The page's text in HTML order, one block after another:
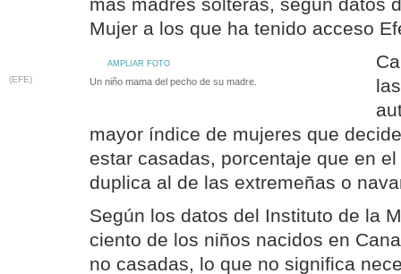
más madres solteras, según datos
Mujer a los que ha tenido acceso
AMPLIAR FOTO
(EFE) Un niño mama del pecho de su madre.
mayor índice de mujeres que
estar casadas, porcentaje que en
duplica al de las extremeñas o
Según los datos del Instituto de la
ciento de los niños nacidos en
no casadas, lo que no significa